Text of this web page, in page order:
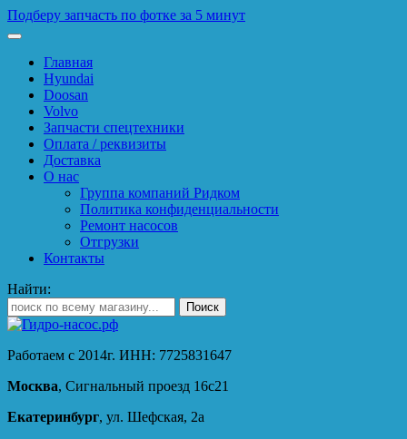
Подберу запчасть по фотке за 5 минут
Главная
Hyundai
Doosan
Volvo
Запчасти спецтехники
Оплата / реквизиты
Доставка
О нас
Группа компаний Ридком
Политика конфиденциальности
Ремонт насосов
Отгрузки
Контакты
Найти:
Работаем с 2014г. ИНН: 7725831647
Москва, Сигнальный проезд 16с21
Екатеринбург, ул. Шефская, 2а